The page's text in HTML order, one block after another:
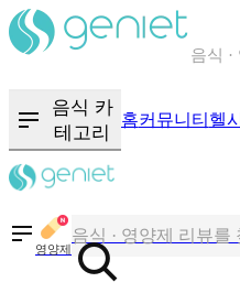
음식 ·
음식 카
테고리
홈커뮤니티 헬
영양제
혈당 · 다이어트 음식